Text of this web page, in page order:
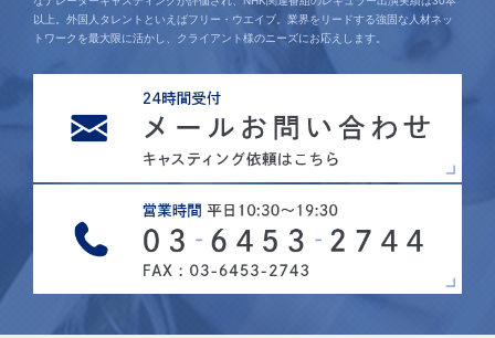
以上。外国人タレントといえばフリー・ウエイブ。業界をリードする強固な人材ネッ
トワークを最大限に活かし、クライアント様のニーズにお応えします。